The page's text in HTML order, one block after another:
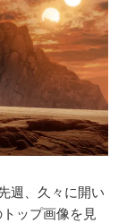
週、久々に開い
ップ画像を見